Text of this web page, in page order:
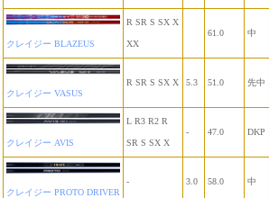
クレイジー BLAZEUS
R SR S SX X
XX
61.0 中
クレイジー VASUS
R SR S SX X 5.3 51.0 先中
クレイジー AVIS
L R3 R2 R
SR S SX X
- 47.0 DKP
クレイジー PROTO DRIVER
- 3.0 58.0 中